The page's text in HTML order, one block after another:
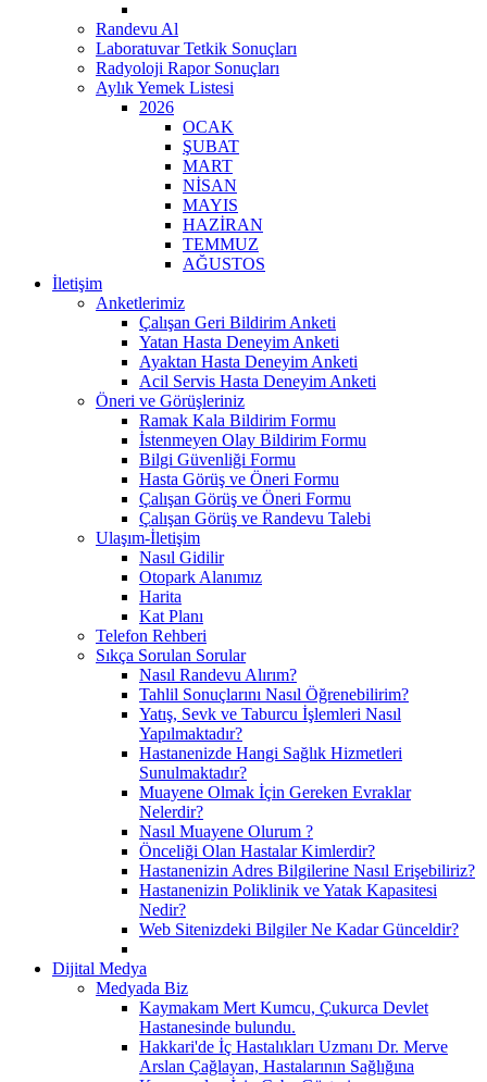
Randevu Al
Laboratuvar Tetkik Sonuçları
Radyoloji Rapor Sonuçları
Aylık Yemek Listesi
2026
OCAK
ŞUBAT
MART
NİSAN
MAYIS
HAZİRAN
TEMMUZ
AĞUSTOS
İletişim
Anketlerimiz
Çalışan Geri Bildirim Anketi
Yatan Hasta Deneyim Anketi
Ayaktan Hasta Deneyim Anketi
Acil Servis Hasta Deneyim Anketi
Öneri ve Görüşleriniz
Ramak Kala Bildirim Formu
İstenmeyen Olay Bildirim Formu
Bilgi Güvenliği Formu
Hasta Görüş ve Öneri Formu
Çalışan Görüş ve Öneri Formu
Çalışan Görüş ve Randevu Talebi
Ulaşım-İletişim
Nasıl Gidilir
Otopark Alanımız
Harita
Kat Planı
Telefon Rehberi
Sıkça Sorulan Sorular
Nasıl Randevu Alırım?
Tahlil Sonuçlarını Nasıl Öğrenebilirim?
Yatış, Sevk ve Taburcu İşlemleri Nasıl
Yapılmaktadır?
Hastanenizde Hangi Sağlık Hizmetleri
Sunulmaktadır?
Muayene Olmak İçin Gereken Evraklar
Nelerdir?
Nasıl Muayene Olurum ?
Önceliği Olan Hastalar Kimlerdir?
Hastanenizin Adres Bilgilerine Nasıl Erişebiliriz?
Hastanenizin Poliklinik ve Yatak Kapasitesi
Nedir?
Web Sitenizdeki Bilgiler Ne Kadar Günceldir?
Dijital Medya
Medyada Biz
Kaymakam Mert Kumcu, Çukurca Devlet
Hastanesinde bulundu.
Hakkari'de İç Hastalıkları Uzmanı Dr. Merve
Arslan Çağlayan, Hastalarının Sağlığına